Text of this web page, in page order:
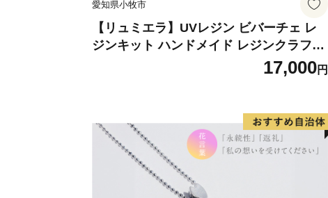
愛知県小牧市
【リュミエラ】UVレジン ビバーチェ レ
ジンキット ハンドメイド レジンクラフト
アクセサリーキット 手作り セット レジン
17,000円